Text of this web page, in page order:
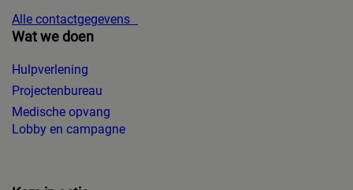
Alle contactgegevens
Wat we doen
Hulpverlening
Projectenbureau
Medische opvang
Lobby en campagne